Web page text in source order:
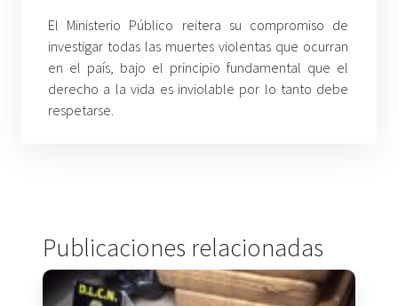
El Ministerio Público reitera su compromiso de
investigar todas las muertes violentas que ocurran
en el país, bajo el principio fundamental que el
derecho a la vida es inviolable por lo tanto debe
respetarse.
Publicaciones relacionadas